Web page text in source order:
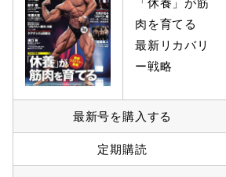
肉を育てる
最新リカバリ
ー戦略
最新号を購入する
定期購読